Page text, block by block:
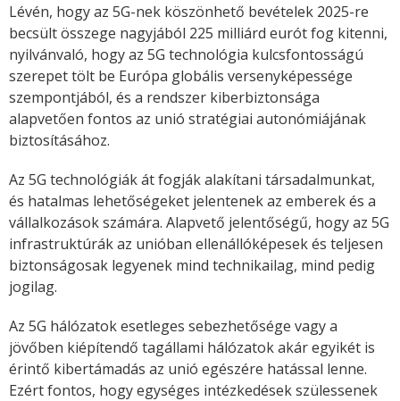
Lévén, hogy az 5G-nek köszönhető bevételek 2025-re
becsült összege nagyjából 225 milliárd eurót fog kitenni,
nyilvánvaló, hogy az 5G technológia kulcsfontosságú
szerepet tölt be Európa globális versenyképessége
szempontjából, és a rendszer kiberbiztonsága
alapvetően fontos az unió stratégiai autonómiájának
biztosításához.
Az 5G technológiák át fogják alakítani társadalmunkat,
és hatalmas lehetőségeket jelentenek az emberek és a
vállalkozások számára. Alapvető jelentőségű, hogy az 5G
infrastruktúrák az unióban ellenállóképesek és teljesen
biztonságosak legyenek mind technikailag, mind pedig
jogilag.
Az 5G hálózatok esetleges sebezhetősége vagy a
jövőben kiépítendő tagállami hálózatok akár egyikét is
érintő kibertámadás az unió egészére hatással lenne.
Ezért fontos, hogy egységes intézkedések szülessenek